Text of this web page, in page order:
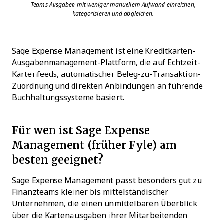
Teams Ausgaben mit weniger manuellem Aufwand einreichen,
kategorisieren und abgleichen.
Sage Expense Management ist eine Kreditkarten-
Ausgabenmanagement-Plattform, die auf Echtzeit-
Kartenfeeds, automatischer Beleg-zu-Transaktion-
Zuordnung und direkten Anbindungen an führende
Buchhaltungssysteme basiert.
Für wen ist Sage Expense
Management (früher Fyle) am
besten geeignet?
Sage Expense Management passt besonders gut zu
Finanzteams kleiner bis mittelständischer
Unternehmen, die einen unmittelbaren Überblick
über die Kartenausgaben ihrer Mitarbeitenden